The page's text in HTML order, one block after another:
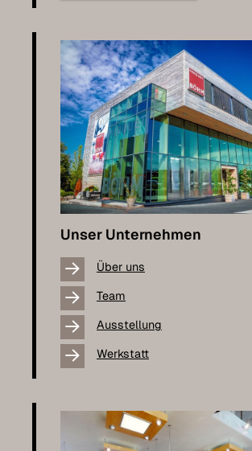
Unser Unternehmen
Über uns
Team
Ausstellung
Werkstatt